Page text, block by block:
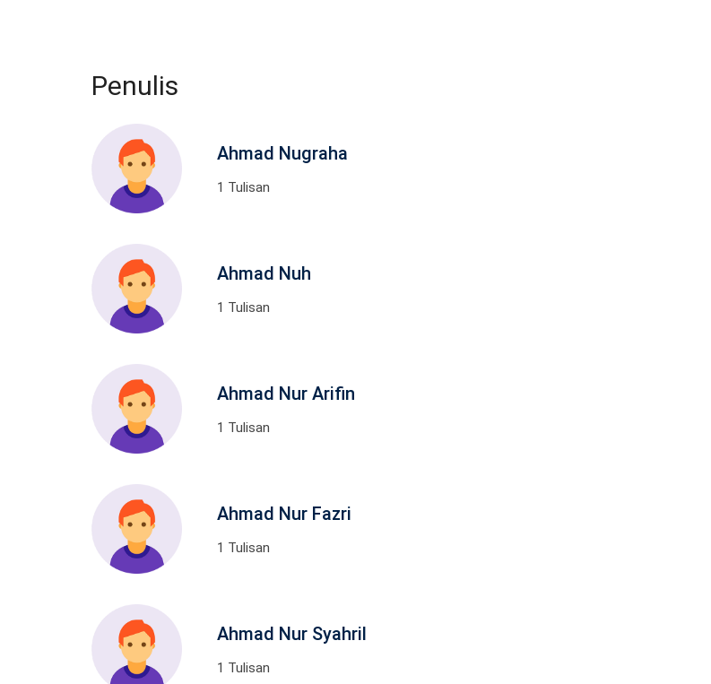
Penulis
Ahmad Nugraha
1 Tulisan
Ahmad Nuh
1 Tulisan
Ahmad Nur Arifin
1 Tulisan
Ahmad Nur Fazri
1 Tulisan
Ahmad Nur Syahril
1 Tulisan